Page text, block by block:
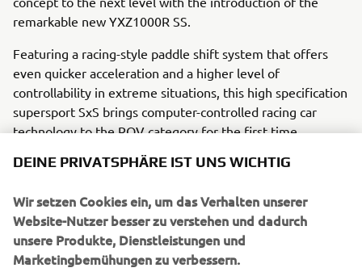
remarkable new YXZ1000R SS.
Featuring a racing-style paddle shift system that offers
even quicker acceleration and a higher level of
controllability in extreme situations, this high specification
supersport SxS brings computer-controlled racing car
technology to the ROV category for the first time.
With its super aggressive looks, radical design and
sequential manual gearbox - combined with blistering
acceleration and a phenomenal top speed - the all-terrain
DEINE PRIVATSPHÄRE IST UNS WICHTIG
Wir setzen Cookies ein, um das Verhalten unserer
Website-Nutzer besser zu verstehen und dadurch
unsere Produkte, Dienstleistungen und
Marketingbemühungen zu verbessern.